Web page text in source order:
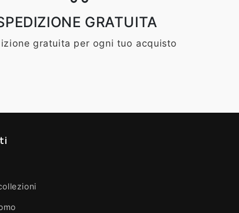
GRATUITA
gratuita per ogni tuo acquisto